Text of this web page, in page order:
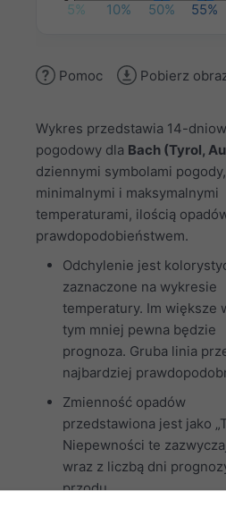
5% 10% 50% 55%
Pomoc Pobierz
Wykres przedstawia 14-
pogodowy dla Bach (Tyrol,
dziennymi symbolami pogody,
minimalnymi i maksymalnymi
temperaturami, ilością
prawdopodobieństwem.
Odchylenie jest
zaznaczone na wykresie
temperatury. Im większe
tym mniej pewna będzie
prognoza. Gruba linia
najbardziej
Zmienność opadów
przedstawiona jest jako
Niepewności te
wraz z liczbą dni
przodu.